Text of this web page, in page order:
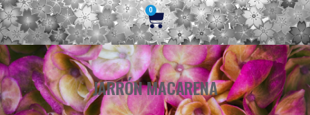
0
JARRÓN MACARENA